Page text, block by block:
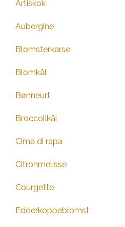
Artiskok
Aubergine
Blomsterkarse
Blomkål
Bønneurt
Broccolikål
Cima di rapa
Citronmelisse
Courgette
Edderkoppeblomst